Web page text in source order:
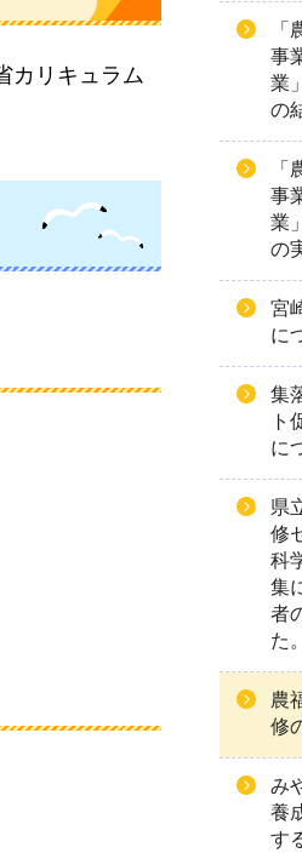
カリキュラム
事
業
の
事
業
の
宮
に
集
ト
に
県
修
科
集
者
た
農
修
み
養
す